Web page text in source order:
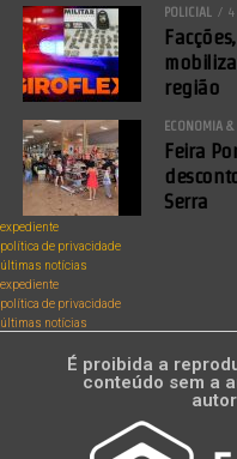
POLICIAL
região
ECONOMIA &
Feira
Serra
expediente
política de privacidade
últimas notícias
expediente
política de privacidade
últimas notícias
É proibida a
conteúdo sem a